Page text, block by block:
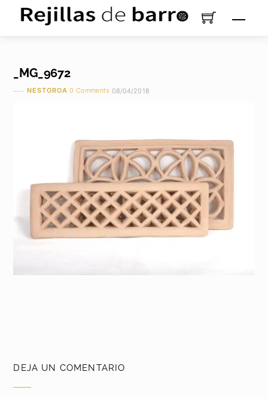
Saltar
Menú
_MG_9672
NESTOROA 0 Comments 08/04/2018
DEJA UN COMENTARIO